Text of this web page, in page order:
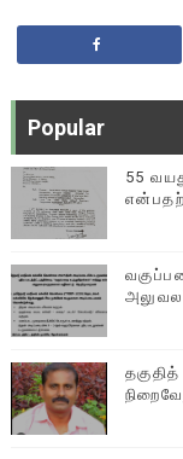
Popular
55